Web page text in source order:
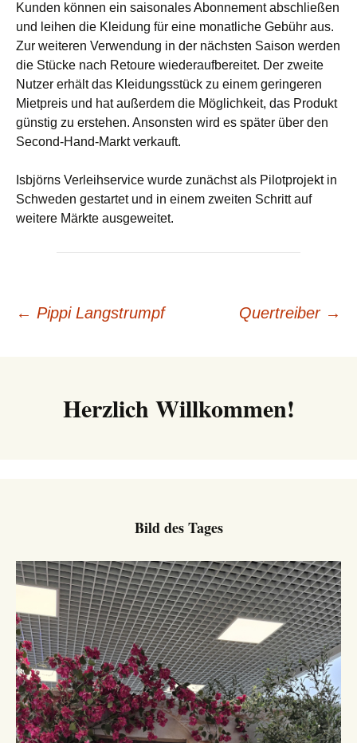
Kunden können ein saisonales Abonnement abschließen
und leihen die Kleidung für eine monatliche Gebühr aus.
Zur weiteren Verwendung in der nächsten Saison werden
die Stücke nach Retoure wiederaufbereitet. Der zweite
Nutzer erhält das Kleidungsstück zu einem geringeren
Mietpreis und hat außerdem die Möglichkeit, das Produkt
günstig zu erstehen. Ansonsten wird es später über den
Second-Hand-Markt verkauft.
Isbjörns Verleihservice wurde zunächst als Pilotprojekt in
Schweden gestartet und in einem zweiten Schritt auf
weitere Märkte ausgeweitet.
Beitrags-
← Pippi Langstrumpf Quertreiber →
Herzlich Willkommen!
Bild des Tages